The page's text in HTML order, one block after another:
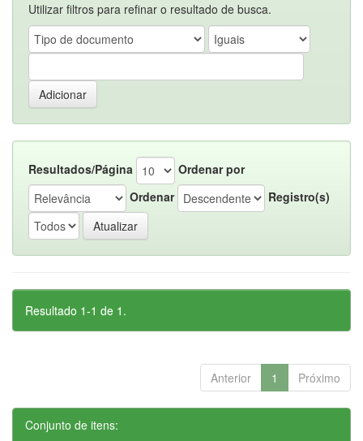
Utilizar filtros para refinar o resultado de busca.
Resultados/Página
Ordenar por
Ordenar
Registro(s)
Resultado 1-1 de 1.
Anterior 1 Próximo
Conjunto de itens: